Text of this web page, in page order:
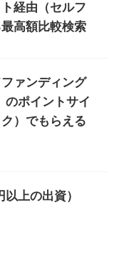
す。 完全中立の立場
はほぼリスクを負い
のは、我々消費者で
いナレッジを持った
いでしょうか。 一方
残ります。不動産投
の、判定までのリー
経由（セルフ
高額比較検索
ァンディング
のポイントサイ
）でもらえる
上の出資）